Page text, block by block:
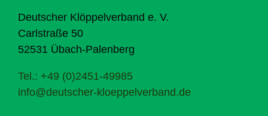
Deutscher Klöppelverband e. V.
Carlstraße 50
52531 Übach-Palenberg
Tel.: +49 (0)2451-49985
info@deutscher-kloeppelverband.de